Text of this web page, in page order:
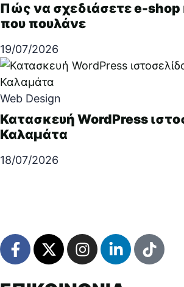
Πώς να σχεδιάσετε e-shop
που πουλάνε
19/07/2026
Web Design
Κατασκευή WordPress
Καλαμάτα
18/07/2026